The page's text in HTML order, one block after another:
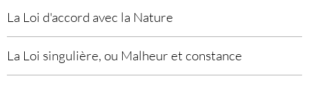
La Loi d'accord avec la Nature
La Loi singulière, ou Malheur et constance